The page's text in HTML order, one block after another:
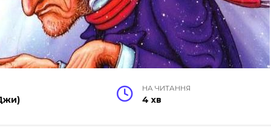
НА ЧИТАННЯ
4 хв